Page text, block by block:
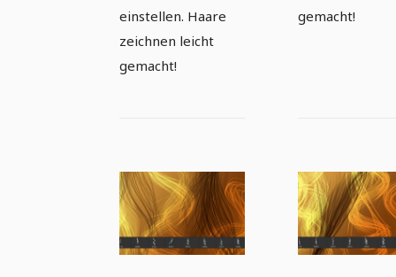
einstellen. Haare
zeichnen leicht
gemacht!
gemacht!